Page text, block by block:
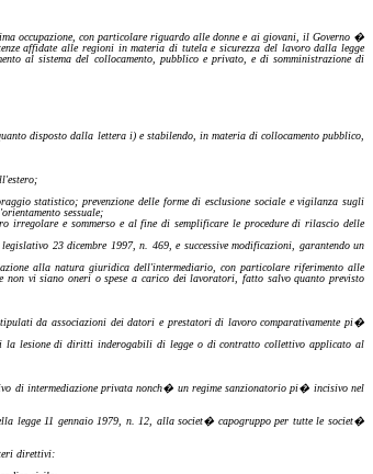
occupazione, con particolare riguardo alle donne e ai giovani, il Governo �
affidate alle regioni in materia di tutela e sicurezza del lavoro dalla legge
al sistema del collocamento, pubblico e privato, e di somministrazione di
disposto dalla lettera i)e stabilendo, in materia di collocamento pubblico,
statistico; prevenzione delle forme di esclusione sociale e vigilanza sugli
sessuale;
irregolare e sommerso e al fine di semplificare le procedure di rilascio delle
23 dicembre 1997, n. 469, e successive modificazioni, garantendo un
alla natura giuridica dell'intermediario, con particolare riferimento alle
vi siano oneri o spese a carico dei lavoratori, fatto salvo quanto previsto
da associazioni dei datori e prestatori di lavoro comparativamente pi�
la lesione di diritti inderogabili di legge o di contratto collettivo applicato al
di intermediazione privata nonch� un regimesanzionatorio pi� incisivo nel
legge 11 gennaio 1979, n. 12, alla societ� capogruppo per tutte le societ�
direttivi: